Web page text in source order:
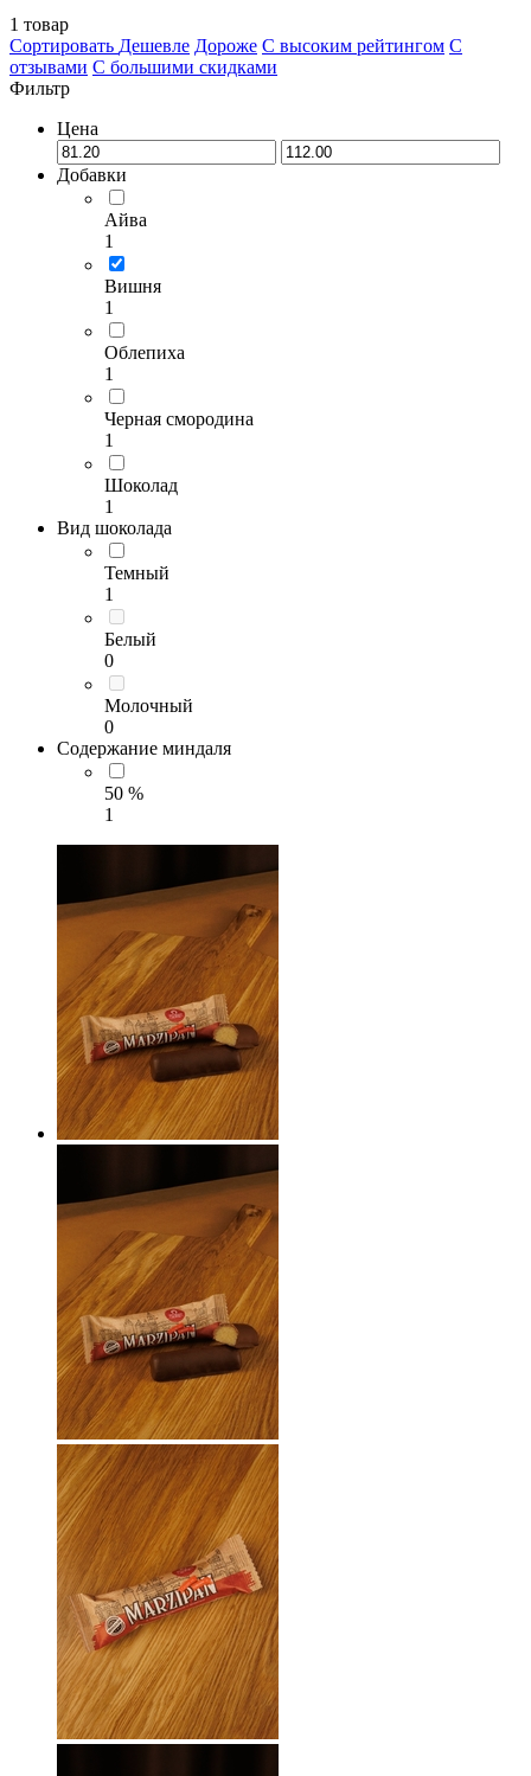
1 товар
Сортировать Дешевле Дороже С высоким рейтингом C
отзывами С большими скидками
Фильтр
Цена
Добавки
Айва
1
Вишня
1
Облепиха
1
Черная смородина
1
Шоколад
1
Вид шоколада
Темный
1
Белый
0
Молочный
0
Содержание миндаля
50 %
1